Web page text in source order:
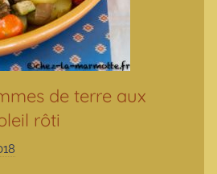
de terre aux
rôti